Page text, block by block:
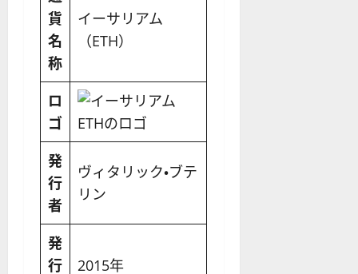
貨
名
称
イーサリアム
（ETH）
ロ
ゴ
発
行
者
ヴィタリック・ブテ
リン
発
行
2015年